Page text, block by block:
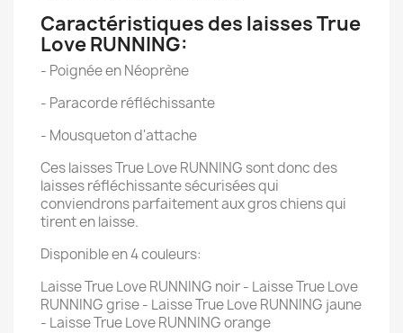
Caractéristiques des laisses True
Love RUNNING:
- Poignée en Néoprène
- Paracorde réfléchissante
- Mousqueton d'attache
Ces laisses True Love RUNNING sont donc des
laisses réfléchissante sécurisées qui
conviendrons parfaitement aux gros chiens qui
tirent en laisse.
Disponible en 4 couleurs:
Laisse True Love RUNNING noir - Laisse True Love
RUNNING grise - Laisse True Love RUNNING jaune
- Laisse True Love RUNNING orange